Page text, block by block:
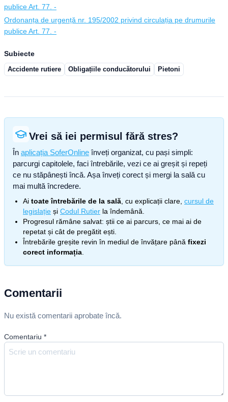
publice Art. 77. -
Ordonanța de urgență nr. 195/2002 privind circulația pe drumurile
publice Art. 77. -
Subiecte
Accidente rutiere Obligațiile conducătorului Pietoni
Vrei să iei permisul fără stres?
În aplicația SoferOnline înveți organizat, cu pași simpli:
parcurgi capitolele, faci întrebările, vezi ce ai greșit și repeți
ce nu stăpânești încă. Așa înveți corect și mergi la sală cu
mai multă încredere.
Ai toate întrebările de la sală , cu explicații clare, cursul de
legislație și Codul Rutier la îndemână.
Progresul rămâne salvat: știi ce ai parcurs, ce mai ai de
repetat și cât de pregătit ești.
Întrebările greșite revin în mediul de învățare până fixezi
corect informația
Comentarii
Nu există comentarii aprobate încă.
Comentariu *